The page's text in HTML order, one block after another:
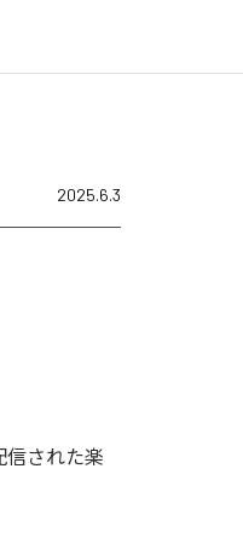
2025.6.3
信された楽